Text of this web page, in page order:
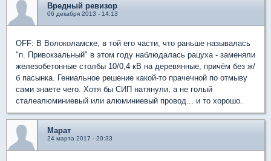
Вредный ревизор
06 декабря 2013 - 14:13
OFF: В Волоколамске, в той его части, что раньше называлась
"п. Привокзальный" в этом году наблюдалась рацуха - заменяли
железобетонные столбы 10/0,4 кВ на деревянные, причём без ж/
б пасынка. Гениальное решение какой-то прачечной по отмыву
сами знаете чего. Хотя бы СИП натянули, а не голый
сталеалюминиевый или алюминиевый провод... и то хорошо.
Марат
24 марта 2017 - 20:33